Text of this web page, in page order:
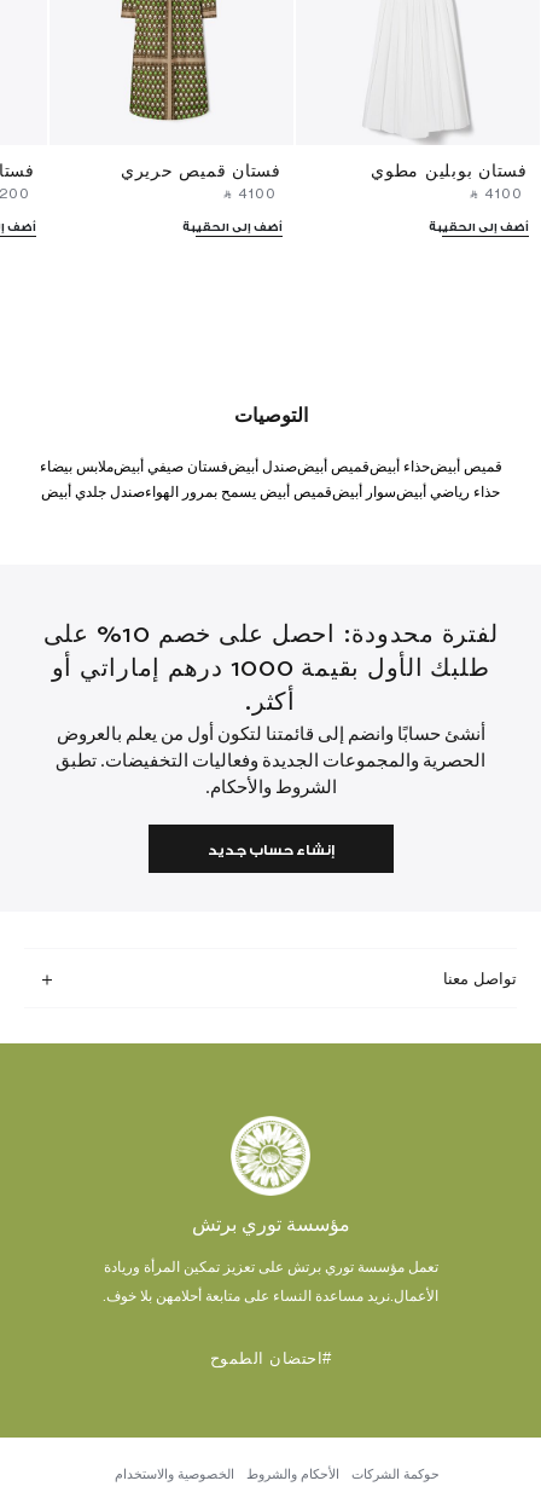
فستان بوبلين مطوي
‎ ⃁ ⁦4100⁩ ‎
أضف إلى الحقيبة
فستان قميص حريري
‎ ⃁ ⁦4100⁩ ‎
أضف إلى الحقيبة أضف
التوصيات
قميص أبيضحذاء أبيضقميص أبيضصندل أبيضفستان صيفي أبيضملابس بيضاء
حذاء رياضي أبيضسوار أبيضقميص أبيض يسمح بمرور الهواءصندل جلدي أبيض
لفترة محدودة: احصل على خصم 10% على
طلبك الأول بقيمة 1000 درهم إماراتي أو
أكثر.
أنشئ حسابًا وانضم إلى قائمتنا لتكون أول من يعلم بالعروض
الحصرية والمجموعات الجديدة وفعاليات التخفيضات. تطبق
الشروط والأحكام.
إنشاء حساب جديد
تواصل معنا
مؤسسة توري برتش
تعمل مؤسسة توري برتش على تعزيز تمكين المرأة وريادة
الأعمال. نريد مساعدة النساء على متابعة أحلامهن بلا خوف.
#احتضان الطموح
حوكمة الشركات الأحكام والشروط الخصوصية والاستخدام